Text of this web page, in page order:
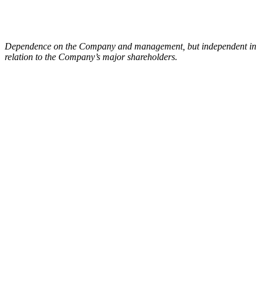
Dependence on the Company and management, but independent in
relation to the Company’s major shareholders.